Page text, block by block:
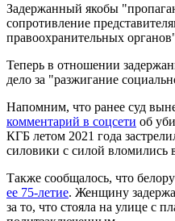
Задержанный якобы
сопротивление
правоохранительных
Теперь в отношении
дело за "разжигание
Напомним, что ранее суд
комментарий в соцсети об
КГБ летом 2021 года
силовики с силой вломились
Также сообщалось, что
ее 75-летие. Женщину
за то, что стояла на улице с